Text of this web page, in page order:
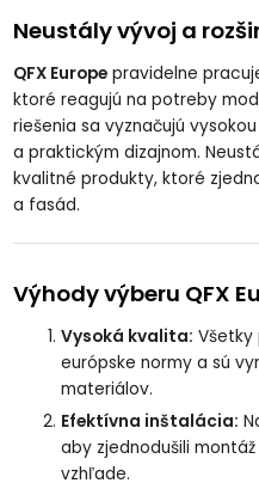
Neustály vývoj a
QFX Europe pravidelne
ktoré reagujú na potreby
riešenia sa vyznačujú
a praktickým dizajnom.
kvalitné produkty, ktoré
a fasád.
Výhody výberu QFX
Vysoká kvalita: Všetky
európske normy a sú
materiálov.
Efektívna inštalácia:
aby zjednodušili
vzhľade.